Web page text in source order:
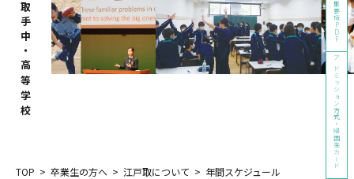
アドミッション方式・帰国生カード
TOP > 卒業生の方へ > 江戸取について > 年間スケジュール